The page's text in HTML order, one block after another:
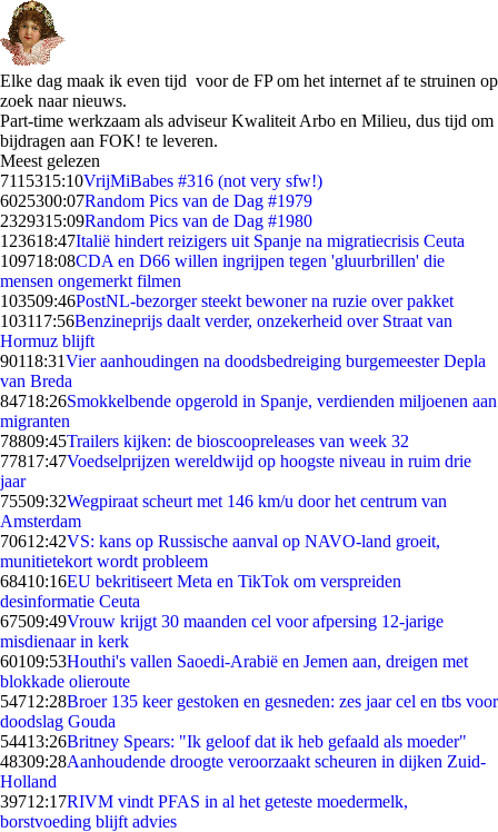
Elke dag maak ik even tijd voor de FP om het internet af te struinen op
zoek naar nieuws.
Part-time werkzaam als adviseur Kwaliteit Arbo en Milieu, dus tijd om
bijdragen aan FOK! te leveren.
Meest gelezen
7115315:10VrijMiBabes #316 (not very sfw!)
6025300:07Random Pics van de Dag #1979
2329315:09Random Pics van de Dag #1980
123618:47Italië hindert reizigers uit Spanje na migratiecrisis Ceuta
109718:08CDA en D66 willen ingrijpen tegen 'gluurbrillen' die
mensen ongemerkt filmen
103509:46PostNL-bezorger steekt bewoner na ruzie over pakket
103117:56Benzineprijs daalt verder, onzekerheid over Straat van
Hormuz blijft
90118:31Vier aanhoudingen na doodsbedreiging burgemeester Depla
van Breda
84718:26Smokkelbende opgerold in Spanje, verdienden miljoenen aan
migranten
78809:45Trailers kijken: de bioscoopreleases van week 32
77817:47Voedselprijzen wereldwijd op hoogste niveau in ruim drie
jaar
75509:32Wegpiraat scheurt met 146 km/u door het centrum van
Amsterdam
70612:42VS: kans op Russische aanval op NAVO-land groeit,
munitietekort wordt probleem
68410:16EU bekritiseert Meta en TikTok om verspreiden
desinformatie Ceuta
67509:49Vrouw krijgt 30 maanden cel voor afpersing 12-jarige
misdienaar in kerk
60109:53Houthi's vallen Saoedi-Arabië en Jemen aan, dreigen met
blokkade olieroute
54712:28Broer 135 keer gestoken en gesneden: zes jaar cel en tbs voor
doodslag Gouda
54413:26Britney Spears: "Ik geloof dat ik heb gefaald als moeder"
48309:28Aanhoudende droogte veroorzaakt scheuren in dijken Zuid-
Holland
39712:17RIVM vindt PFAS in al het geteste moedermelk,
borstvoeding blijft advies